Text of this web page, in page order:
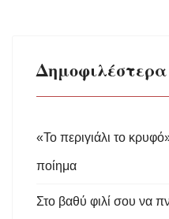
Δημοφιλέστερα
«Το περιγιάλι το
ποίημα
Στο βαθύ φιλί σου να